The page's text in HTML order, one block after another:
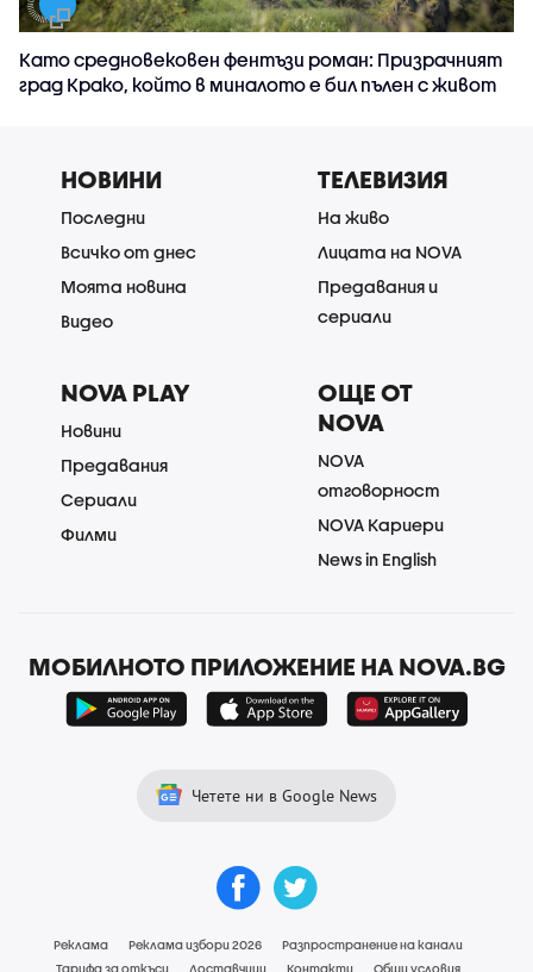
Като средновековен фентъзи роман: Призрачният
град Крако, който в миналото е бил пълен с живот
НОВИНИ
Последни
Всичко от днес
Моята новина
Видео
ТЕЛЕВИЗИЯ
На живо
Лицата на NOVA
Предавания и
сериали
NOVA PLAY
Новини
Предавания
Сериали
Филми
ОЩЕ ОТ
NOVA
NOVA
отговорност
NOVA Кариери
News in English
МОБИЛНОТО ПРИЛОЖЕНИЕ НА NOVA.BG
Четете ни в Google News
Реклама Реклама избори 2026
Разпространение на канали
Тарифа за откъси
Доставчици Контакти Общи условия